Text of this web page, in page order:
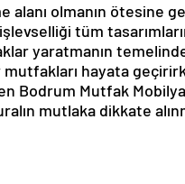
olmanın ötesine
tüm
yaratmanın
hayata
Bodrum Mutfak
mutlaka dikkate